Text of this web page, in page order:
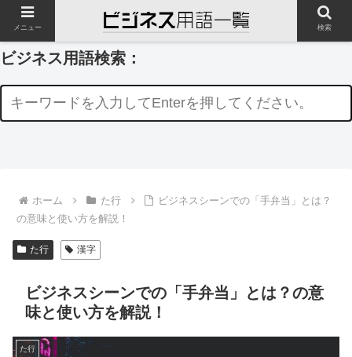
ビジネス用語検索：
ホーム た行
ビジネスシーンでの「手弁当」とは？
の意味と使い方を解説！
た行 漢字
ビジネスシーンでの「手弁当」とは？の意
味と使い方を解説！
た行
メニュー 検索